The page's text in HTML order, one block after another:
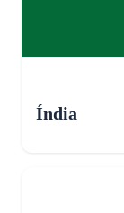
Índia